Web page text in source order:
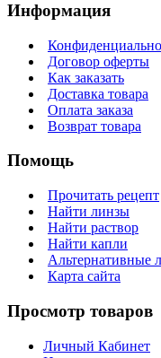
Информация
Договор оферты
Как заказать
Доставка товара
Оплата заказа
Возврат товара
Помощь
Прочитать рецепт
Найти линзы
Найти раствор
Найти капли
Альтернативные
Карта сайта
Просмотр товаров
Личный Кабинет